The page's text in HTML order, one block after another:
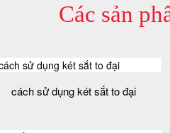
Các sản
cách sử dụng két sắt to đại